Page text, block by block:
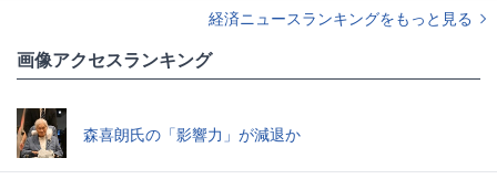
経済ニュースランキングをもっと見る
画像アクセスランキング
森喜朗氏の「影響力」が減退か